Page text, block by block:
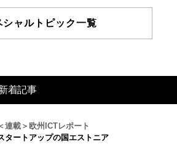
シャルトピック一覧
着記事
連載＞欧州ICTレポート
タートアップの国エストニア